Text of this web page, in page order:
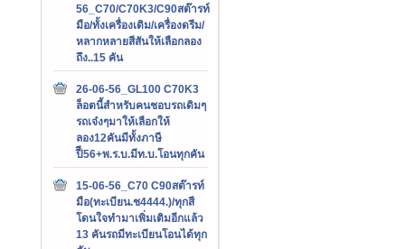
56_C70/C70K3/C90สต๊ารท์
มือ/ทั้งเครื่องเดิม/เครื่องดรีม/
หลากหลายสีสันให้เลือกลอง
ถึง..15 คัน
26-06-56_GL100 C70K3
ล็อตนี้สำหรับคนชอบรถเดิมๆ
รถเจ๋งๆมาให้เลือกให้
ลอง12คันมีทั้งภาษี
ปีี56+พ.ร.บ.มีท.บ.โอนทุกคัน
15-06-56_C70 C90สต๊ารท์
มือ(ทะเบียน.ช4444.)/ทุกสี
โดนใจทำมาเพิ่มเติมอีกแล้ว
13 คันรถมีทะเบียนโอนได้ทุก